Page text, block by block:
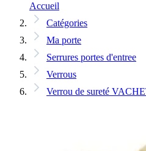
Accueil
Catégories
Ma porte
Serrures portes d'entree
Verrous
Verrou de sureté